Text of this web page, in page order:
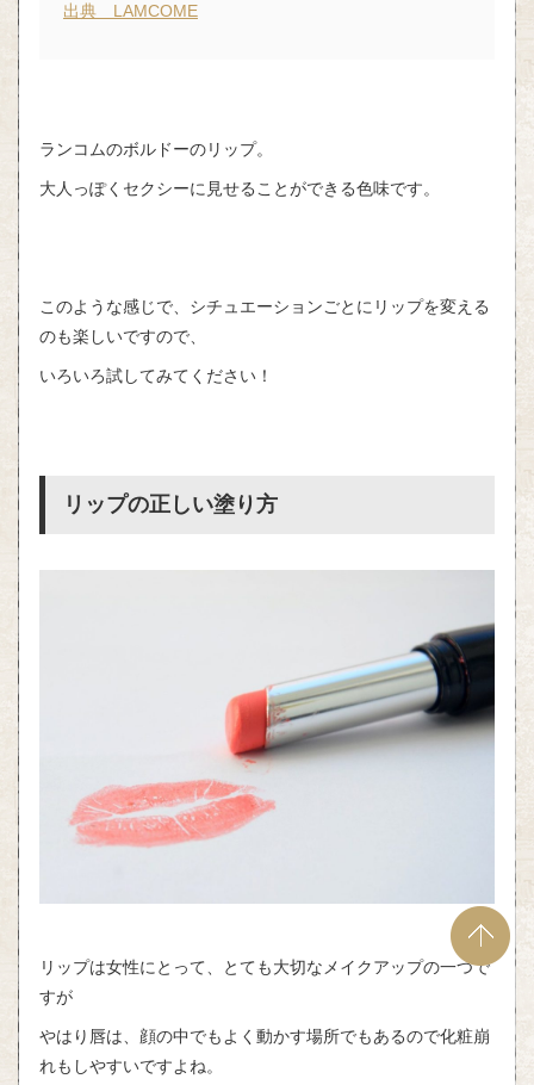
出典 LAMCOME
ランコムのボルドーのリップ。
大人っぽくセクシーに見せることができる色味です。
このような感じで、シチュエーションごとにリップを変える
のも楽しいですので、
いろいろ試してみてください！
リップの正しい塗り方
リップは女性にとって、とても大切なメイクアップの一つで
すが
やはり唇は、顔の中でもよく動かす場所でもあるので化粧崩
れもしやすいですよね。